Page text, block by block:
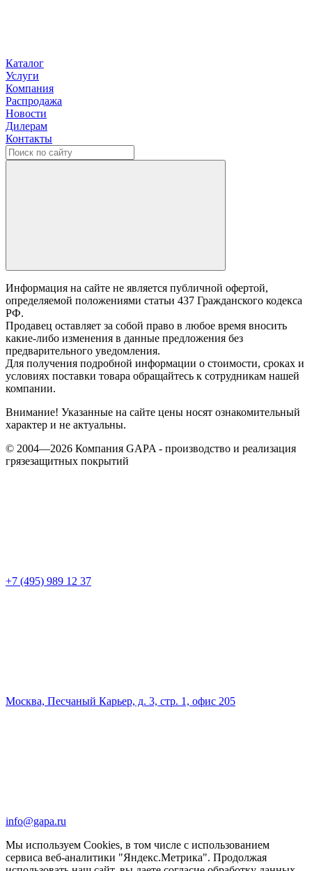
Каталог
Услуги
Компания
Распродажа
Новости
Дилерам
Контакты
Информация на сайте не является публичной офертой,
определяемой положениями статьи 437 Гражданского кодекса
РФ.
Продавец оставляет за собой право в любое время вносить
какие-либо изменения в данные предложения без
предварительного уведомления.
Для получения подробной информации о стоимости, сроках и
условиях поставки товара обращайтесь к сотрудникам нашей
компании.
Внимание! Указанные на сайте цены носят ознакомительный
характер и не актуальны.
© 2004—2026 Компания GAPA - производство и реализация
грязезащитных покрытий
+7 (495) 989 12 37
Москва, Песчаный Карьер, д. 3, стр. 1, офис 205
info@gapa.ru
Мы используем Cookies, в том числе с использованием
сервиса веб-аналитики "Яндекс.Метрика". Продолжая